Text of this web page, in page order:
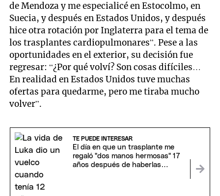
de Mendoza y me especialicé en Estocolmo, en
Suecia, y después en Estados Unidos, y después
hice otra rotación por Inglaterra para el tema de
los trasplantes cardiopulmonares”. Pese a las
oportunidades en el exterior, su decisión fue
regresar: “¿Por qué volví? Son cosas difíciles…
En realidad en Estados Unidos tuve muchas
ofertas para quedarme, pero me tiraba mucho
volver”.
TE PUEDE INTERESAR
El día en que un trasplante me
regaló "dos manos hermosas" 17
años después de haberlas